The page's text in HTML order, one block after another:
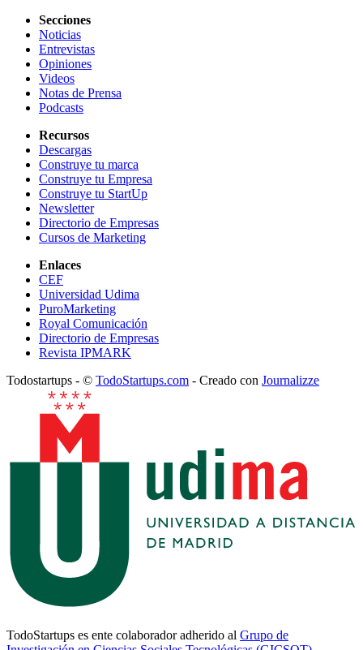
Secciones
Noticias
Entrevistas
Opiniones
Videos
Notas de Prensa
Podcasts
Recursos
Descargas
Construye tu marca
Construye tu Empresa
Construye tu StartUp
Newsletter
Directorio de Empresas
Cursos de Marketing
Enlaces
CEF
Universidad Udima
PuroMarketing
Royal Comunicación
Directorio de Empresas
Revista IPMARK
Todostartups - © TodoStartups.com - Creado con Journalizze
TodoStartups es ente colaborador adherido al Grupo de